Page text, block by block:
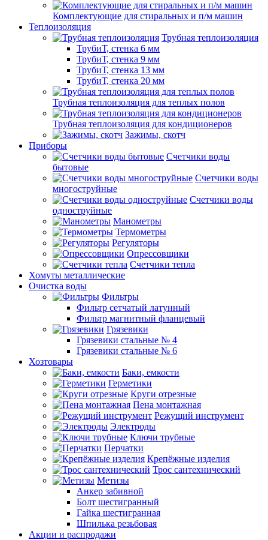
Комплектующие для стиральных и п/м машин
Теплоизоляция
Трубная теплоизоляция
ТрубиТ, стенка 6 мм
ТрубиТ, стенка 9 мм
ТрубиТ, стенка 13 мм
ТрубиТ, стенка 20 мм
Трубная теплоизоляция для теплых полов
Трубная теплоизоляция для кондиционеров
Зажимы, скотч
Приборы
Счетчики воды
бытовые
Счетчики воды
многоструйные
Счетчики воды
одноструйные
Манометры
Термометры
Регуляторы
Опрессовщики
Счетчики тепла
Хомуты металлические
Очистка воды
Фильтры
Фильтр сетчатый латунный
Фильтр магнитный фланцевый
Грязевики
Грязевики стальные № 4
Грязевики стальные № 6
Хозтовары
Баки, емкости
Герметики
Круги отрезные
Пена монтажная
Режущий инструмент
Электроды
Ключи трубные
Перчатки
Крепёжные изделия
Трос сантехнический
Метизы
Анкер забивной
Болт шестигранный
Гайка шестигранная
Шпилька резьбовая
Акции и распродажи